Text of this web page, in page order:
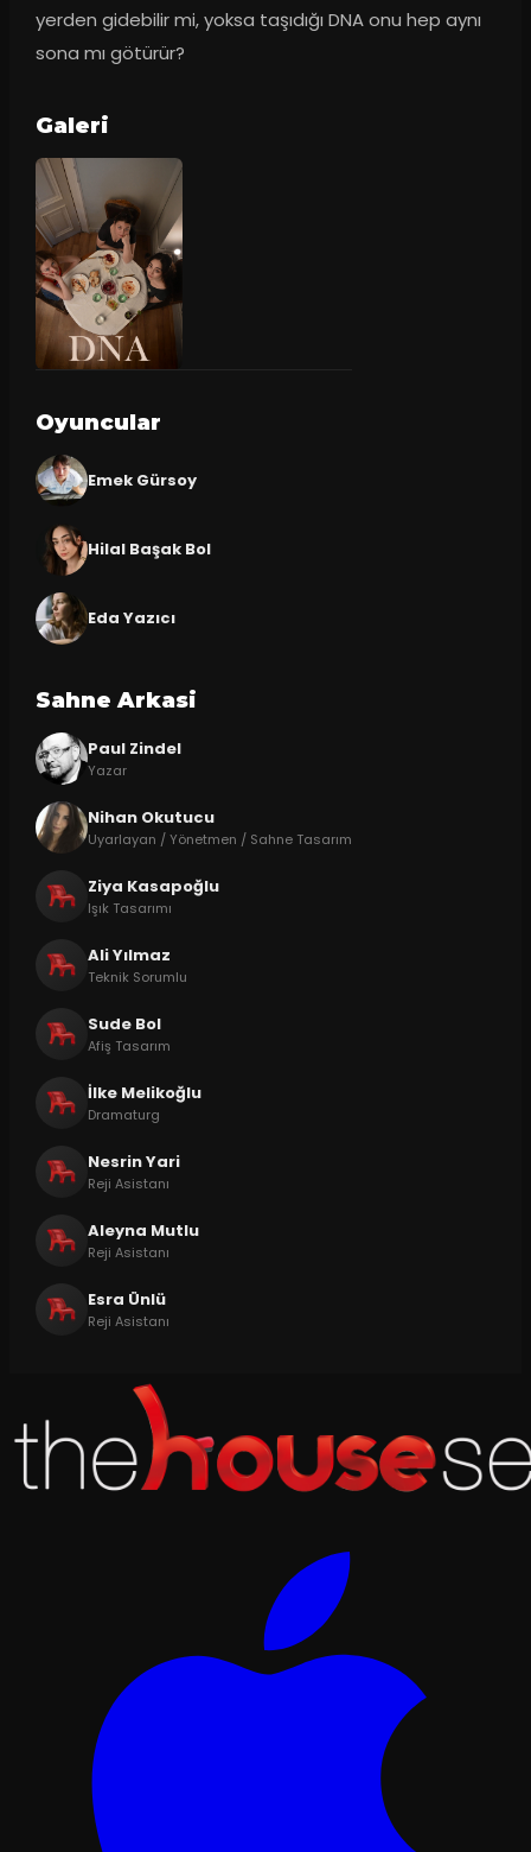
yerden gidebilir mi, yoksa taşıdığı DNA onu hep aynı
sona mı götürür?
Galeri
Oyuncular
Emek Gürsoy
Hilal Başak Bol
Eda Yazıcı
Sahne Arkasi
Paul Zindel
Yazar
Nihan Okutucu
Uyarlayan / Yönetmen / Sahne Tasarım
Ziya Kasapoğlu
Işık Tasarımı
Ali Yılmaz
Teknik Sorumlu
Sude Bol
Afiş Tasarım
İlke Melikoğlu
Dramaturg
Nesrin Yari
Reji Asistanı
Aleyna Mutlu
Reji Asistanı
Esra Ünlü
Reji Asistanı